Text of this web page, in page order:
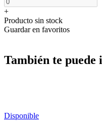
+
Producto sin stock
Guardar en favoritos
También te puede
Disponible